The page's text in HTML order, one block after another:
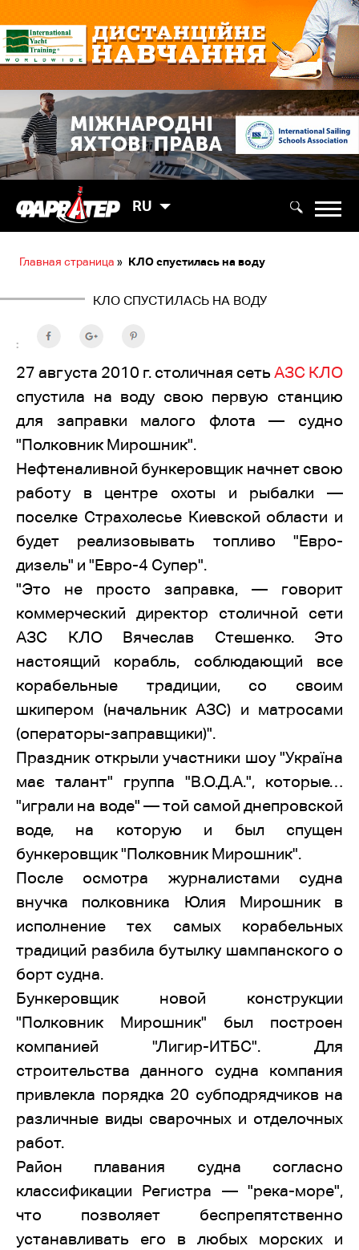
RU
Главная страница » КЛО спустилась на воду
КЛО СПУСТИЛАСЬ НА ВОДУ
:
27 августа 2010 г. столичная сеть АЗС КЛО
спустила на воду свою первую станцию
для заправки малого флота — судно
"Полковник Мирошник".
Нефтеналивной бункеровщик начнет свою
работу в центре охоты и рыбалки —
поселке Страхолесье Киевской области и
будет реализовывать топливо "Евро-
дизель" и "Евро-4 Супер".
"Это не просто заправка, — говорит
коммерческий директор столичной сети
АЗС КЛО Вячеслав Стешенко. Это
настоящий корабль, соблюдающий все
корабельные традиции, со своим
шкипером (начальник АЗС) и матросами
(операторы-заправщики)".
Праздник открыли участники шоу "Україна
має талант" группа "В.О.Д.А.", которые…
"играли на воде" — той самой днепровской
воде, на которую и был спущен
бункеровщик "Полковник Мирошник".
После осмотра журналистами судна
внучка полковника Юлия Мирошник в
исполнение тех самых корабельных
традиций разбила бутылку шампанского о
борт судна.
Бункеровщик новой конструкции
"Полковник Мирошник" был построен
компанией "Лигир-ИТБС". Для
строительства данного судна компания
привлекла порядка 20 субподрядчиков на
различные виды сварочных и отделочных
работ.
Район плавания судна согласно
классификации Регистра — "река-море",
что позволяет беспрепятственно
устанавливать его в любых морских и